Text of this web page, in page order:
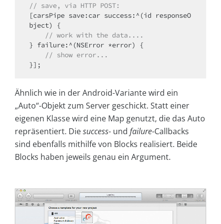
// save, via HTTP POST:
[carsPipe save:car success:^(id responseO
bject) {
// work with the data....
} failure:^(NSError *error) {
// show error...
}];
Ähnlich wie in der Android-Variante wird ein
„Auto“-Objekt zum Server geschickt. Statt einer
eigenen Klasse wird eine Map genutzt, die das Auto
repräsentiert. Diesuccess- und failure-Callbacks
sind ebenfalls mithilfe von Blocks realisiert. Beide
Blocks haben jeweils genau ein Argument.